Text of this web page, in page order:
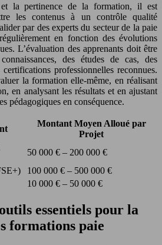
la pertinence de la formation, il est
les contenus à un contrôle qualité
par des experts du secteur de la paie
en fonction des évolutions
L’évaluation des apprenants doit être
des études de cas, des
professionnelles reconnues.
la formation elle-même, en réalisant
en analysant les résultats et en ajustant
pédagogiques en conséquence.
Montant Moyen Alloué par
Projet
50 000 € – 200 000 €
100 000 € – 500 000 €
10 000 € – 50 000 €
essentiels pour la
formations paie